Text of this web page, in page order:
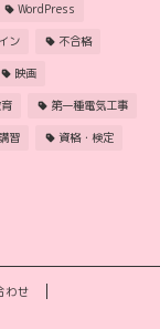
WordPress
ン 不合格
映画
第一種電気工事
講習 資格・検定
わせ